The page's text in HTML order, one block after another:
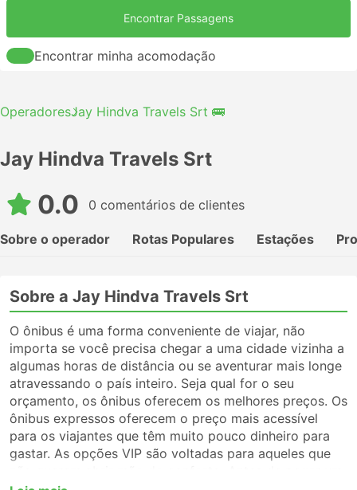
Encontrar Passagens
Encontrar minha acomodação
OperadoresJay Hindva Travels Srt 🚌
Jay Hindva Travels Srt
0.0 0 comentários de clientes
Sobre o operador Rotas Populares Estações
Sobre a Jay Hindva Travels Srt
O ônibus é uma forma conveniente de viajar, não
importa se você precisa chegar a uma cidade vizinha a
algumas horas de distância ou se aventurar mais longe
atravessando o país inteiro. Seja qual for o seu
orçamento, os ônibus oferecem os melhores preços. Os
ônibus expressos oferecem o preço mais acessível
para os viajantes que têm muito pouco dinheiro para
gastar. As opções VIP são voltadas para aqueles que